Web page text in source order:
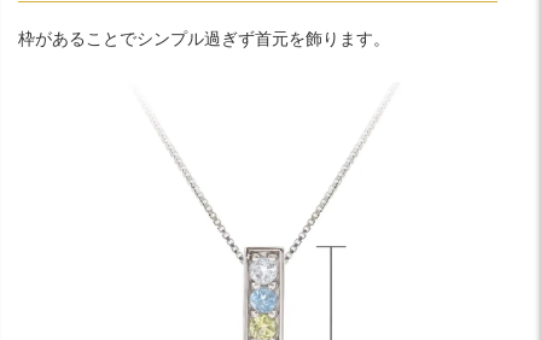
枠があることでシンプル過ぎず首元を飾ります。